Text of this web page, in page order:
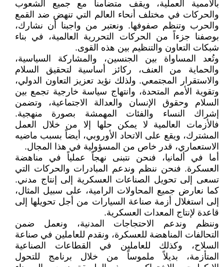
بالأممية العملية، ويقف متضامناً مع جميع الشعوب
والحركات في مختلف أنحاء العالم التي تنهض ضد القمع
والحرب وتنظم صفوفها. ونعتبر من واجبنا أن نشارك،
بوصفنا جزءاً من الحركات التحررية العالمية، في بناء
شبكات التعاون والتنظيم بين هذه القوى.
وتُعد المساواة بين الجنسين، والمشاركة السياسية،
والحماية من العنف، ركائز أساسية لتحقيق السلام
والاستقرار المجتمعي. ولذلك نؤيد تعزيز التعاون الدولي،
وتقوية الأمم المتحدة، وانتهاج سياسة خارجية تجمع بين
السلام وحقوق الإنسان والعدالة الاجتماعية، وتضمن
إشراك النساء والفئات المهمشة بصورة منهجية.
فالأزمات العالمية لا يمكن حلها إلا من خلال العمل
المشترك، ويقع على الاتحاد الأوروبي، أيضاً بسبب ماضيه
الاستعماري، قدر خاص من المسؤولية في هذا المجال.
أما في ألمانيا، فنحن نتبنى نهجاً عملياً في مناهضة
العسكرة. فنحن ننظم وندعم المبادرات والحركات التي
تسعى إلى تحويل الصناعات العسكرية إلى إنتاج مدني.
كما نعارض جميع المحاولات الرامية، على سبيل المثال،
إلى استغلال أزمة صناعة السيارات من أجل تحويلها إلى
قاعدة لإنتاج المعدات العسكرية.
وننظم وندعم الاحتجاجات المدنية، ونعمل ضمن
التحالفات المناهضة للعسكرة، ونقدم للعاملين في صناعة
السلاح، وكذلك للعاملين في القطاعات الصناعية
المتأزمة، بديلاً ملموساً من خلال برنامج للتحول